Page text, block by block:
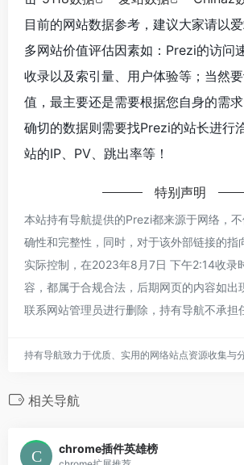
目前的网站数据参考，建议大家请以
多网站价值评估因素如：Prezi的访问
收录以及索引量、用户体验等；当然
值，最主要还是需要根据您自身的需
确切的数据则需要找Prezi的站长进行
站的IP、PV、跳出率等！
特别声明
本站持有导航提供的Prezi都来源于网络，
确性和完整性，同时，对于该外部链接的指
实际控制，在2023年8月7日 下午2:14收录
容，都属于合规合法，后期网页的内容如出
联系网站管理员进行删除，持有导航不承担
持有导航致力于优质、实用的网络站点资源收集与
相关导航
chrome插件英雄榜